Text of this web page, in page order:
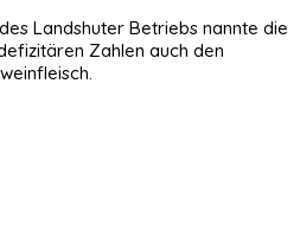
Landshuter Betriebs nannte die
Zahlen auch den